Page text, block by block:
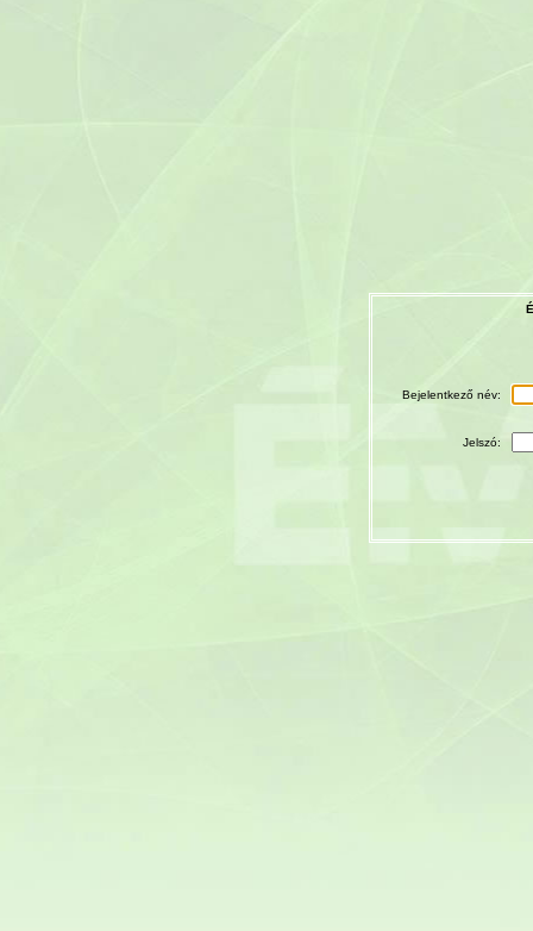
Bejelentkező név:
Jelszó: